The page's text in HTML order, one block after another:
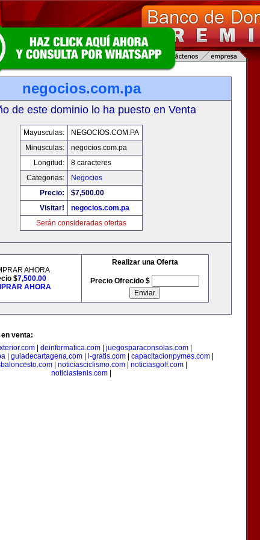
negocios.com.pa
de este dominio lo ha puesto en Venta
Mayusculas:
NEGOCIOS.COM.PA
Minusculas:
negocios.com.pa
Longitud:
8 caracteres
Categorias:
Negocios
Precio:
$7,500.00
Visitar!
negocios.com.pa
Serán consideradas ofertas
AHORA
$7,500.00
AHORA
Realizar una Oferta
Precio Ofrecido $
venta:
| deinformatica.com| juegosparaconsolas.com|
| guiadecartagena.com| i-gratis.com| capacitacionpymes.com|
noticiasciclismo.com noticiasgolf.com
noticiastenis.com